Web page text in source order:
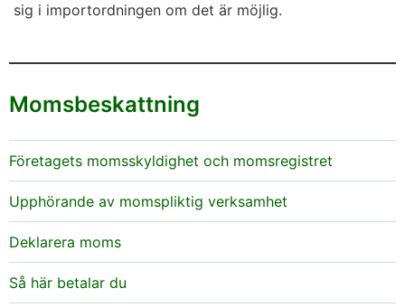
sig i importordningen om det är möjlig.
Momsbeskattning
Företagets momsskyldighet och momsregistret
Upphörande av momspliktig verksamhet
Deklarera moms
Så här betalar du